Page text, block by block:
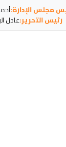
مجلس الإدارة:
رئيس التحرير:عادل